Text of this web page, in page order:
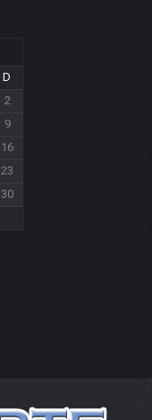
D
2
9
16
23
30